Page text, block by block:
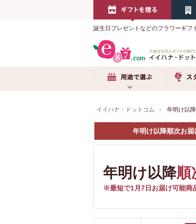
誕生日プレゼントなどのフラワーギフ
イイハナ・ドットコム 年明け以
年明け以降順次お
年明け以降順
※最短で1月7日お届け可能商